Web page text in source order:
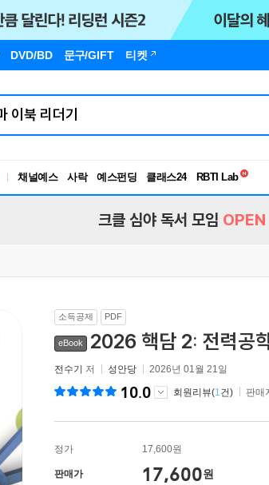
DVD/BD 문구/GIFT 티켓
채널예스 사락 예스펀딩 클래스24
독서유형검사
크클 심야 독서 모임 OPEN
소득공제 PDF
eBook 2026 핵담 2: 전력공
전수기 저 성안당 2026년 01월 21일
10.0 회원리뷰(1건) 판매
정가 17,600원
판매가 17,600원